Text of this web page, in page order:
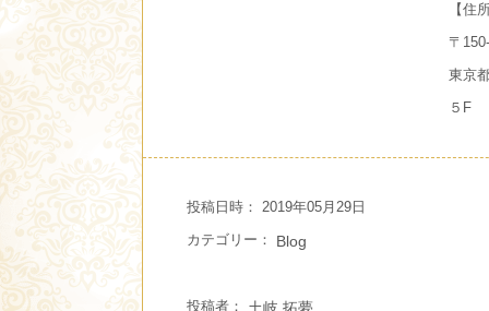
【住
〒
東京
５F
投稿日時： 2019年05月29日
カテゴリー： Blog
投稿者： 土岐 拓夢